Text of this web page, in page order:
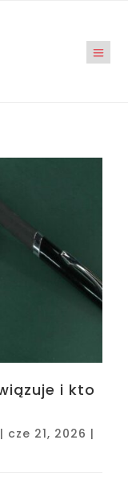
i kto
| cze 21, 2026 |